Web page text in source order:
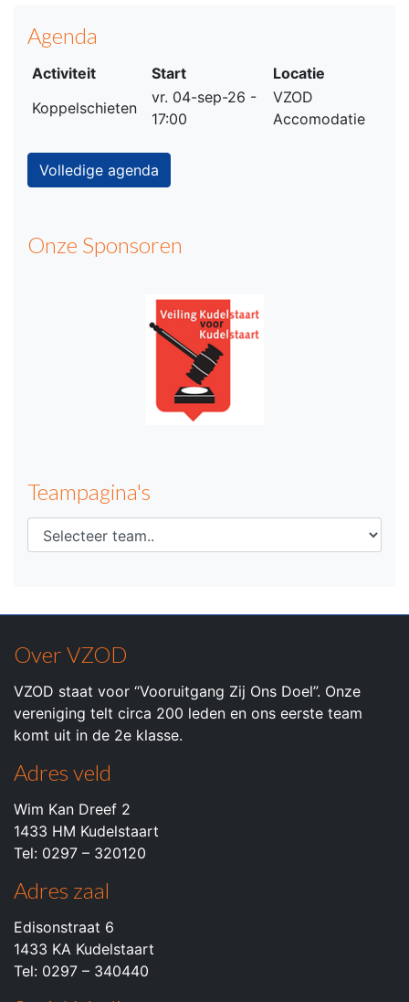
Agenda
Activiteit Start
Locatie
Koppelschieten
vr. 04-sep-26 -
17:00
VZOD
Accomodatie
Volledige agenda
Onze Sponsoren
Teampagina's
Over VZOD
VZOD staat voor “Vooruitgang Zij Ons Doel”. Onze
vereniging telt circa 200 leden en ons eerste team
komt uit in de 2e klasse.
Adres veld
Wim Kan Dreef 2
1433 HM Kudelstaart
Tel: 0297 – 320120
Adres zaal
Edisonstraat 6
1433 KA Kudelstaart
Tel: 0297 – 340440